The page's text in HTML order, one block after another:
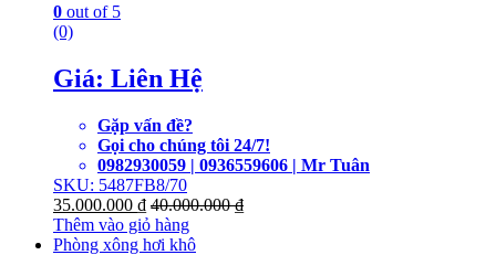
0 out of 5
(0)
Giá: Liên Hệ
Gặp vấn đề?
Gọi cho chúng tôi 24/7!
0982930059 | 0936559606 | Mr Tuân
SKU: 5487FB8/70
35.000.000 ₫ 40.000.000₫
Thêm vào giỏ hàng
Phòng xông hơi khô